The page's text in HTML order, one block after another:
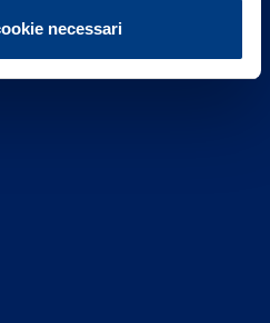
necessari